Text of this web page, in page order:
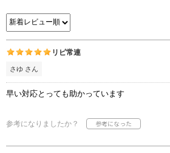
リピ常連
さゆ さん
早い対応とっても助かっています
参考になりましたか？